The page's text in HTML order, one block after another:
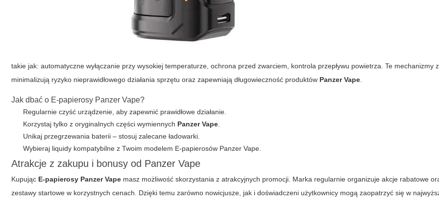
takie jak: automatyczne wyłączanie przy wysokiej temperaturze, ochrona przed zwarciem, kontrola przepływu powietrza. Te mechanizmy
minimalizują ryzyko nieprawidłowego działania sprzętu oraz zapewniają długowieczność produktów Panzer Vape.
Jak dbać o E-papierosy Panzer Vape?
Regularnie czyść urządzenie, aby zapewnić prawidłowe działanie.
Korzystaj tylko z oryginalnych części wymiennych Panzer Vape.
Unikaj przegrzewania baterii – stosuj zalecane ładowarki.
Wybieraj liquidy kompatybilne z Twoim modelem E-papierosów Panzer Vape.
Atrakcje z zakupu i bonusy od Panzer Vape
Kupując E-papierosy Panzer Vape masz możliwość skorzystania z atrakcyjnych promocji. Marka regularnie organizuje akcje rabatowe
zestawy startowe w korzystnych cenach. Dzięki temu zarówno nowicjusze, jak i doświadczeni użytkownicy mogą zaopatrzyć się w